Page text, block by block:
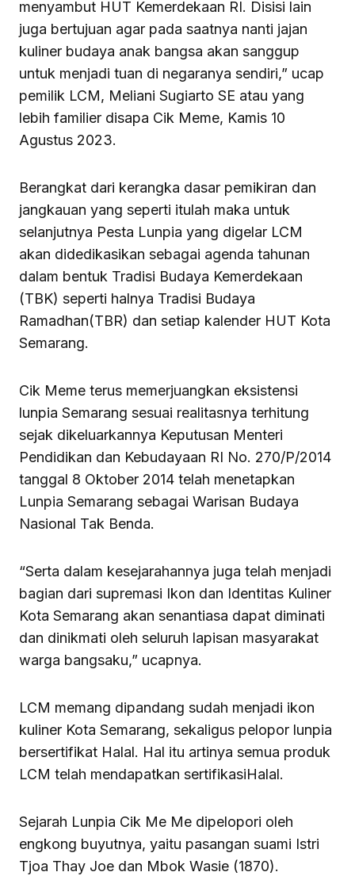
menyambut HUT Kemerdekaan RI. Disisi lain
juga bertujuan agar pada saatnya nanti jajan
kuliner budaya anak bangsa akan sanggup
untuk menjadi tuan di negaranya sendiri,” ucap
pemilik LCM, Meliani Sugiarto SE atau yang
lebih familier disapa Cik Meme, Kamis 10
Agustus 2023.
Berangkat dari kerangka dasar pemikiran dan
jangkauan yang seperti itulah maka untuk
selanjutnya Pesta Lunpia yang digelar LCM
akan didedikasikan sebagai agenda tahunan
dalam bentuk Tradisi Budaya Kemerdekaan
(TBK) seperti halnya Tradisi Budaya
Ramadhan(TBR) dan setiap kalender HUT Kota
Semarang.
Cik Meme terus memerjuangkan eksistensi
lunpia Semarang sesuai realitasnya terhitung
sejak dikeluarkannya Keputusan Menteri
Pendidikan dan Kebudayaan RI No. 270/P/2014
tanggal 8 Oktober 2014 telah menetapkan
Lunpia Semarang sebagai Warisan Budaya
Nasional Tak Benda.
“Serta dalam kesejarahannya juga telah menjadi
bagian dari supremasi Ikon dan Identitas Kuliner
Kota Semarang akan senantiasa dapat diminati
dan dinikmati oleh seluruh lapisan masyarakat
warga bangsaku,” ucapnya.
LCM memang dipandang sudah menjadi ikon
kuliner Kota Semarang, sekaligus pelopor lunpia
bersertifikat Halal. Hal itu artinya semua produk
LCM telah mendapatkan sertifikasiHalal.
Sejarah Lunpia Cik Me Me dipelopori oleh
engkong buyutnya, yaitu pasangan suami Istri
Tjoa Thay Joe dan Mbok Wasie (1870).